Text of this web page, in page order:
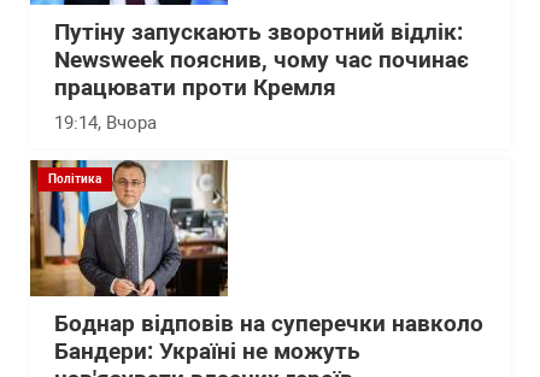
Путіну запускають зворотний відлік:
Newsweek пояснив, чому час починає
працювати проти Кремля
19:14, Вчора
Політика
Боднар відповів на суперечки навколо
Бандери: Україні не можуть